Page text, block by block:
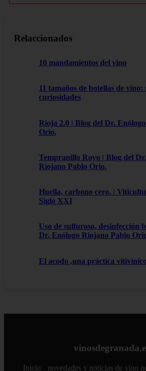
Relaccionados
10 mandamientos del vino
11 tamaños de botellas de vino:
curiosidades
Rioja 2.0 | Blog del Dr.
Orio.
Tempranillo Royo | Blog del
Riojano Pablo Orio.
Huella, carbono cero. |
Siglo XXI
Uso de sulfuroso, desinfección
Dr. Enólogo Riojano Pablo
El acodo ,una práctica
Inicio novedades y noticias de vino